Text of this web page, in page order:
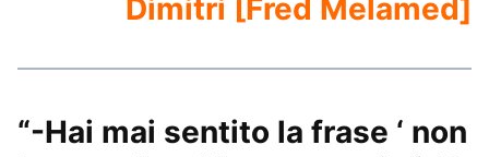
Dimitri [Fred Melamed]
“-Hai mai sentito la frase ‘ non